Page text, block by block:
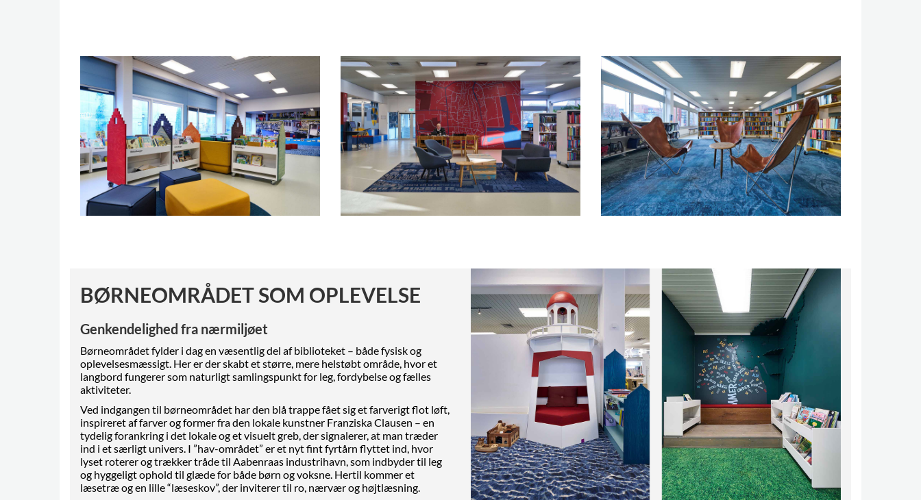
BØRNEOMRÅDET SOM OPLEVELSE
Genkendelighed fra nærmiljøet
Børneområdet fylder i dag en væsentlig del af biblioteket – både fysisk og
oplevelsesmæssigt. Her er der skabt et større, mere helstøbt område, hvor et
langbord fungerer som naturligt samlingspunkt for leg, fordybelse og fælles
aktiviteter.
Ved indgangen til børneområdet har den blå trappe fået sig et farverigt flot løft,
inspireret af farver og former fra den lokale kunstner Franziska Clausen – en
tydelig forankring i det lokale og et visuelt greb, der signalerer, at man træder
ind i et særligt univers. I ”hav-området” er et nyt fint fyrtårn flyttet ind, hvor
lyset roterer og trækker tråde til Aabenraas industrihavn, som indbyder til leg
og hyggeligt ophold til glæde for både børn og voksne. Hertil kommer et
læsetræ og en lille “læseskov”, der inviterer til ro, nærvær og højtlæsning.